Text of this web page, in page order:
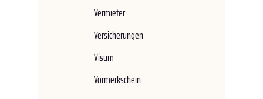
Vermieter
Versicherungen
Visum
Vormerkschein